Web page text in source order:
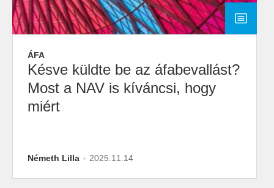
ÁFA
Késve küldte be az áfabevallást?
Most a NAV is kíváncsi, hogy
miért
Németh Lilla 2025.11.14